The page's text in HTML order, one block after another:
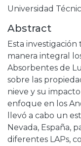
Universidad
Abstract
Esta
manera integral
Absorbentes de
sobre las
nieve y su
enfoque en los
llevó a cabo un
Nevada, España,
diferentes LAPs,